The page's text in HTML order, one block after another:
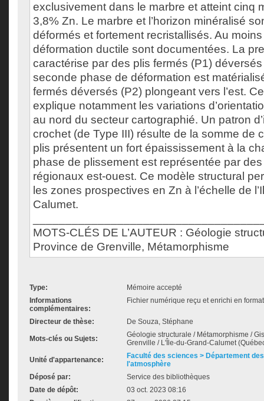
exclusivement dans le marbre et atteint cinq
3,8% Zn. Le marbre et l’horizon minéralisé
déformés et fortement recristallisés. Au
déformation ductile sont documentées. La
caractérise par des plis fermés (P1) déversés
seconde phase de déformation est
fermés déversés (P2) plongeant vers l’est.
explique notamment les variations
au nord du secteur cartographié. Un patron
crochet (de Type III) résulte de la somme de
plis présentent un fort épaississement à la
phase de plissement est représentée par
régionaux est-ouest. Ce modèle structural
les zones prospectives en Zn à l’échelle de
Calumet.
MOTS-CLÉS DE L’AUTEUR : Géologie
Province de Grenville, Métamorphisme
Type:
Mémoire accepté
Informations
complémentaires:
Fichier numérique reçu et enrichi en
Directeur de thèse: De Souza, Stéphane
Mots-clés ou Sujets:
Géologie structurale / Métamorphisme /
Grenville / L'Île-du-Grand-Calumet
Unité d'appartenance:
Faculté des sciences > Département
l'atmosphère
Déposé par:
Service des bibliothèques
Date de dépôt:
03 oct. 2023 08:16